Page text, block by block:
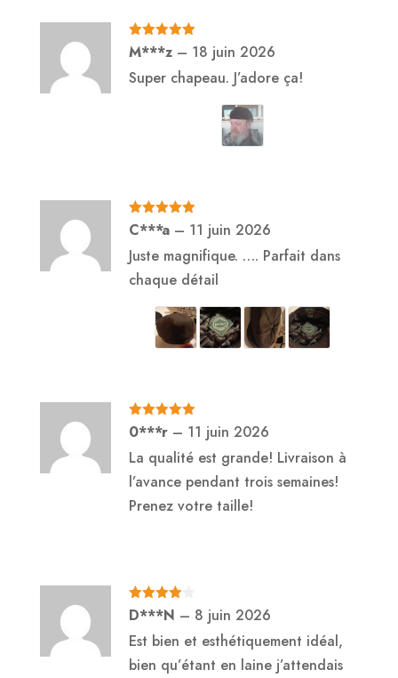
Note5sur
5M***z – 18 juin 2026
Super chapeau. J’adore ça!
Note5sur
5
C***a – 11 juin 2026
Juste magnifique. …. Parfait dans
chaque détail
Note5sur
5
0***r – 11 juin 2026
La qualité est grande! Livraison à
l’avance pendant trois semaines!
Prenez votre taille!
Note4
sur 5
D***N – 8 juin 2026
Est bien et esthétiquement idéal,
bien qu’étant en laine j’attendais